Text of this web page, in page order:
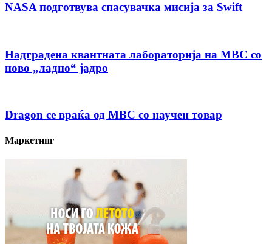
NASA подготвува спасувачка мисија за Swift
Надградена квантната лабораторија на МВС со
ново „ладно“ јадро
Dragon се враќа од МВС со научен товар
Маркетинг